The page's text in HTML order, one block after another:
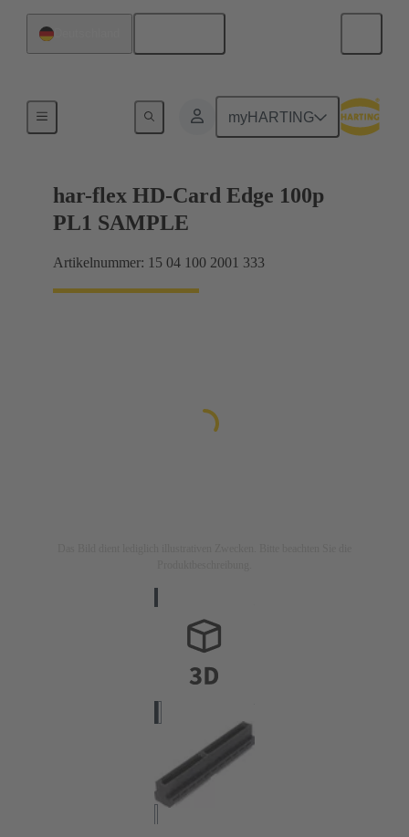
myHARTING
Motherboard-to-Daughtercard Verbindungen
har-flex HD-Card Edge 100p
PL1 SAMPLE
Artikelnummer: 15 04 100 2001 333